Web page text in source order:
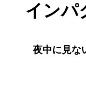
インパ
夜中に見な